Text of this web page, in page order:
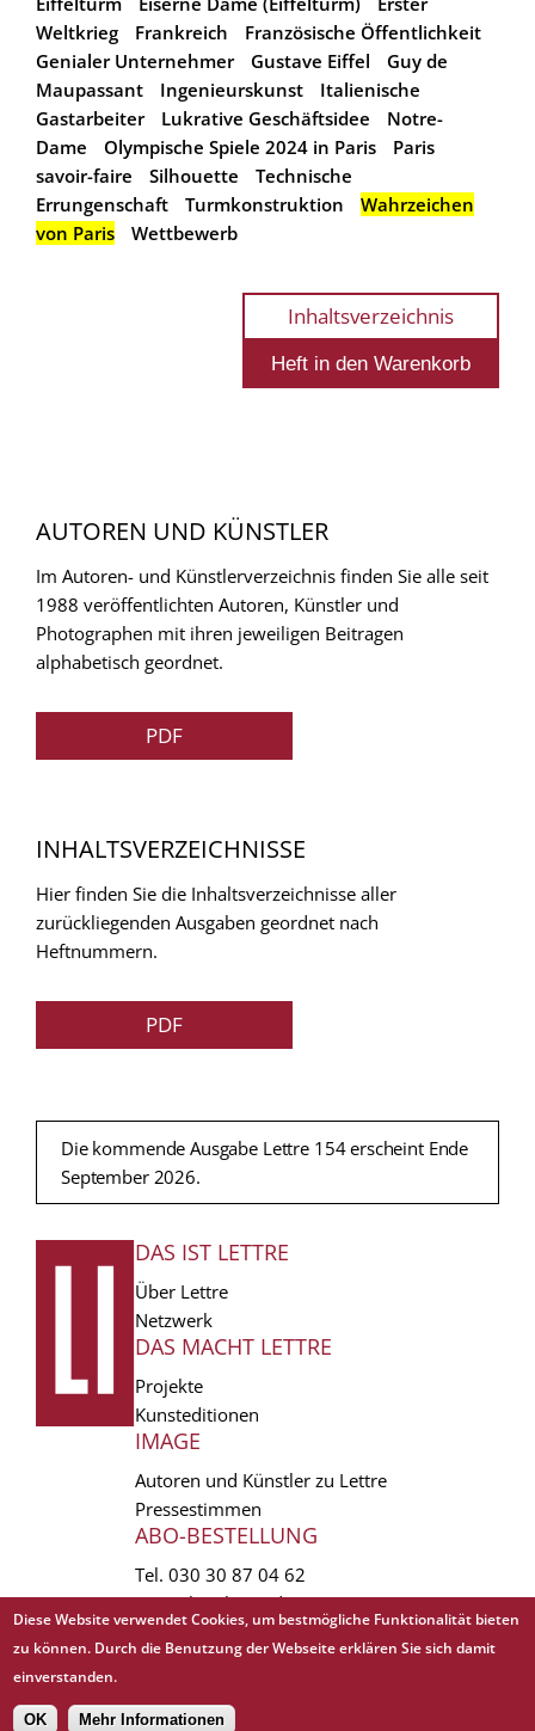
Weltkrieg
Frankreich
Französische Öffentlichkeit
Genialer Unternehmer
Gustave Eiffel
Guy de
Maupassant
Ingenieurskunst
Italienische
Gastarbeiter
Lukrative Geschäftsidee
Notre-
Dame
Olympische Spiele 2024 in Paris
Paris
savoir-faire
Silhouette
Technische
Errungenschaft
Turmkonstruktion
Wahrzeichen
von Paris
Wettbewerb
Inhaltsverzeichnis
AUTOREN UND KÜNSTLER
Im Autoren- und Künstlerverzeichnis finden Sie alle seit
1988 veröffentlichten Autoren, Künstler und
Photographen mit ihren jeweiligen Beitragen
alphabetisch geordnet.
PDF
INHALTSVERZEICHNISSE
Hier finden Sie die Inhaltsverzeichnisse aller
zurückliegenden Ausgaben geordnet nach
Heftnummern.
PDF
Die kommende Ausgabe Lettre 154 erscheint Ende
September 2026.
FUSSZEILE
DAS IST LETTRE
Über Lettre
Netzwerk
DAS MACHT LETTRE
Projekte
Kunsteditionen
IMAGE
Autoren und Künstler zu Lettre
Pressestimmen
ABO-BESTELLUNG
Tel. 030 30 87 04 62
vertrieb(at)lettre.de
Copyright © 1988 - 2026 Lettre International. All rights reserved.
EXTRA
𝗳
Diese Website verwendet Cookies, um bestmögliche Funktionalität bieten
zu können. Durch die Benutzung der Webseite erklären Sie sich damit
einverstanden.
OK Mehr Informationen